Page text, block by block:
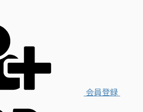
会員登録